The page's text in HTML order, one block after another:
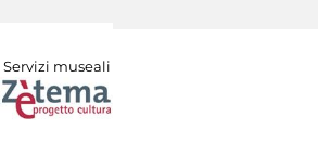
Servizi museali